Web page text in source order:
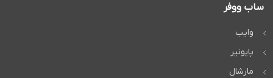
ساب ووفر
وایب
پایونیر
مارشال